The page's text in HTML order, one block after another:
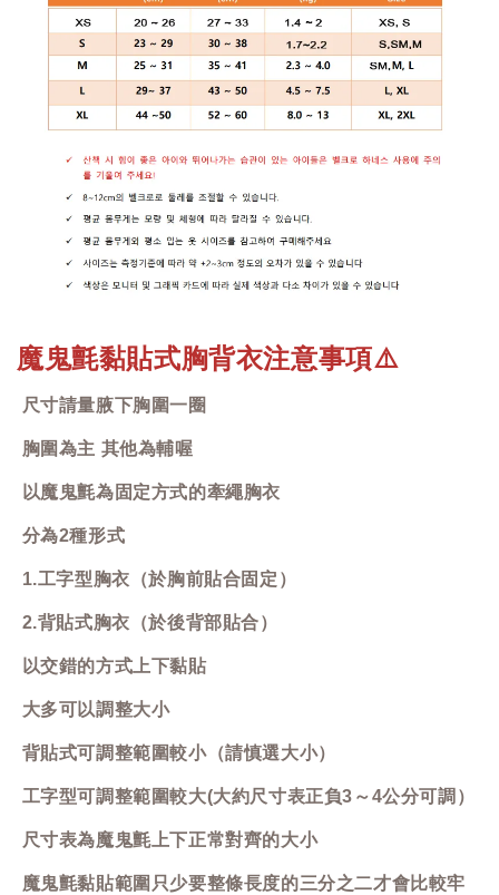
魔鬼氈黏貼式胸背衣注意事項⚠️
尺寸請量腋下胸圍一圈
胸圍為主 其他為輔喔
以魔鬼氈為固定方式的牽繩胸衣
分為2種形式
1.工字型胸衣（於胸前貼合固定）
2.背貼式胸衣（於後背部貼合）
以交錯的方式上下黏貼
大多可以調整大小
背貼式可調整範圍較小（請慎選大小）
工字型可調整範圍較大(大約尺寸表正負3～4公分可調）
尺寸表為魔鬼氈上下正常對齊的大小
魔鬼氈黏貼範圍只少要整條長度的三分之二才會比較牢